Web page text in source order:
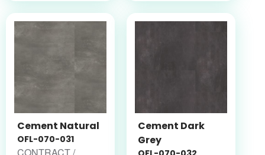
Cement Natural
OFL-070-031
Cement Dark
Grey